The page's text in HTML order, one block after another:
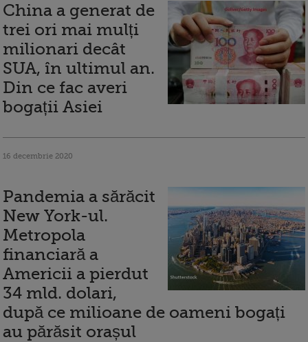
China a generat de
trei ori mai mulți
milionari decât
SUA, în ultimul an.
Din ce fac averi
bogații Asiei
16 decembrie 2020
Pandemia a sărăcit
New York-ul.
Metropola
financiară a
Americii a pierdut
34 mld. dolari,
după ce milioane de oameni bogați
au părăsit orașul